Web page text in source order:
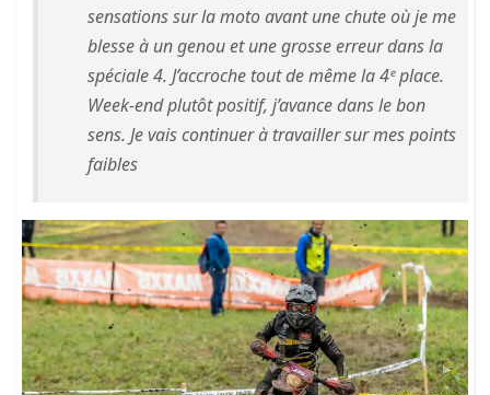
sensations sur la moto avant une chute où je me
blesse à un genou et une grosse erreur dans la
spéciale 4. J’accroche tout de même la 4ᵉ place.
Week-end plutôt positif, j’avance dans le bon
sens. Je vais continuer à travailler sur mes points
faibles